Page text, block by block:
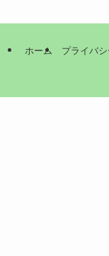
ホーム プライバ